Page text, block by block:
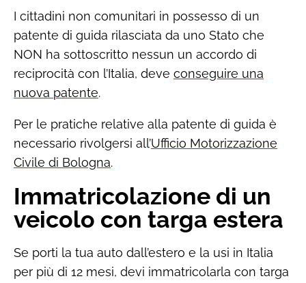
I cittadini non comunitari in possesso di un
patente di guida rilasciata da uno Stato che
NON ha sottoscritto nessun un accordo di
reciprocità con l’Italia, deve conseguire una
nuova patente.
Per le pratiche relative alla patente di guida è
necessario rivolgersi all’Ufficio Motorizzazione
Civile di Bologna.
Immatricolazione di un
veicolo con targa estera
Se porti la tua auto dall’estero e la usi in Italia
per più di 12 mesi, devi immatricolarla con targa